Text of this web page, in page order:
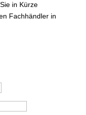
in Kürze
Fachhändler in